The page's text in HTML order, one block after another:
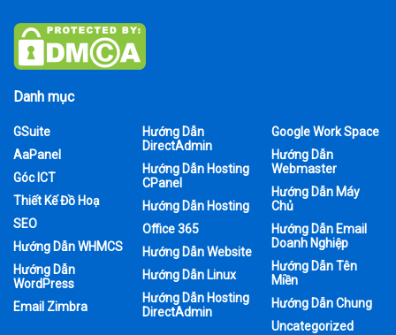
Danh mục
GSuite
AaPanel
Góc ICT
Thiết Kế Đồ Hoạ
SEO
Hướng Dẫn WHMCS
Hướng Dẫn
WordPress
Email Zimbra
Hướng Dẫn
DirectAdmin
Hướng Dẫn Hosting
CPanel
Hướng Dẫn Hosting
Office 365
Hướng Dẫn Website
Hướng Dẫn Linux
Hướng Dẫn Hosting
DirectAdmin
Google Work Space
Hướng Dẫn
Webmaster
Hướng Dẫn Máy
Chủ
Hướng Dẫn Email
Doanh Nghiệp
Hướng Dẫn Tên
Miền
Hướng Dẫn Chung
Uncategorized